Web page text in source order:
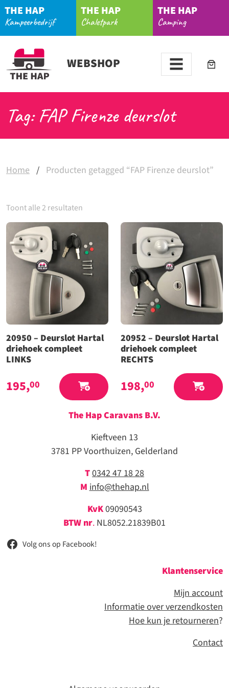
THE HAP
Kampeerbedrijf
THE HAP
Chaletpark
THE HAP
Camping
WEBSHOP
Tag: FAP Firenze deurslot
Home / Producten getagged “FAP Firenze deurslot”
Toont alle 2 resultaten
20950 – Deurslot Hartal
driehoek compleet
LINKS
195,00
20952 – Deurslot Hartal
driehoek compleet
RECHTS
198,00
The Hap Caravans B.V.
Kieftveen 13
3781 PP Voorthuizen, Gelderland
T0342 47 18 28
M info@thehap.nl
KvK09090543
BTW nr. NL8052.21839B01
Volg ons op Facebook!
Klantenservice
Mijn account
Informatie over verzendkosten
Hoe kun je retourneren?
Contact